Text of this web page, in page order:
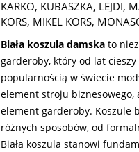
07
KARKO, KUBASZKA, LEJDI,
KORS, MIKEL KORS,
Biała koszula damska to
garderoby, który od lat
popularnością w świecie
element stroju
element garderoby. Koszule
różnych sposobów, od
Biała koszula stanowi